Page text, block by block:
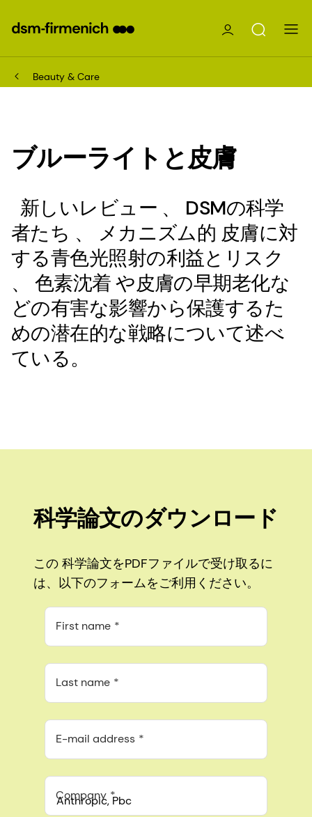
Beauty & Care
ブルーライトと皮膚
新しいレビュー 、 DSMの科学
者たち 、 メカニズム的 皮膚に対
する青色光照射の利益とリスク
、 色素沈着 や皮膚の早期老化な
どの有害な影響から保護するた
めの潜在的な戦略について述べ
ている。
科学論文のダウンロード
この 科学論文をPDFファイルで受け取るに
は、以下のフォームをご利用ください。
First name
Last name
E-mail address
Company